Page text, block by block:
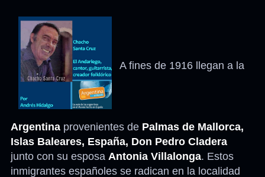
A fines de 1916 llegan a la
Argentina provenientes de Palmas de Mallorca,
Islas Baleares, España, Don Pedro Cladera
junto con su esposa Antonia Villalonga. Estos
inmigrantes españoles se radican en la localidad